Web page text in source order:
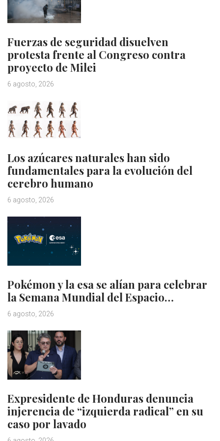
Fuerzas de seguridad disuelven
protesta frente al Congreso contra
proyecto de Milei
6 agosto, 2026
Los azúcares naturales han sido
fundamentales para la evolución del
cerebro humano
6 agosto, 2026
Pokémon y la esa se alían para celebrar
la Semana Mundial del Espacio…
6 agosto, 2026
Expresidente de Honduras denuncia
injerencia de “izquierda radical” en su
caso por lavado